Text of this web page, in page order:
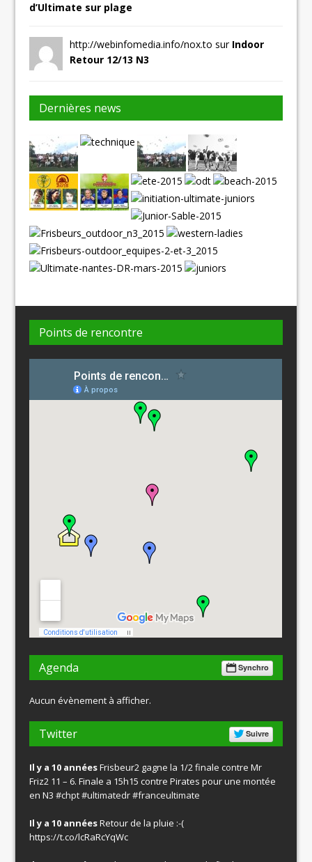
d’Ultimate sur plage
http://webinfomedia.info/nox.to sur Indoor
Retour 12/13 N3
Dernières news
Points de rencontre
Agenda Synchro
Aucun évènement à afficher.
Twitter Suivre
Il y a 10 annéesFrisbeur2 gagne la 1/2 finale contre Mr
Friz2 11 – 6. Finale a 15h15 contre Pirates pour une montée
en N3#chpt#ultimatedr#franceultimate
Il y a 10 annéesRetour de la pluie :-(
https://t.co/lcRaRcYqWc